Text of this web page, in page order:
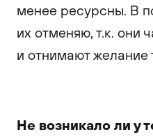
менее ресурсны. В
их отменяю, т.к. они
и отнимают желание
Не возникало ли у